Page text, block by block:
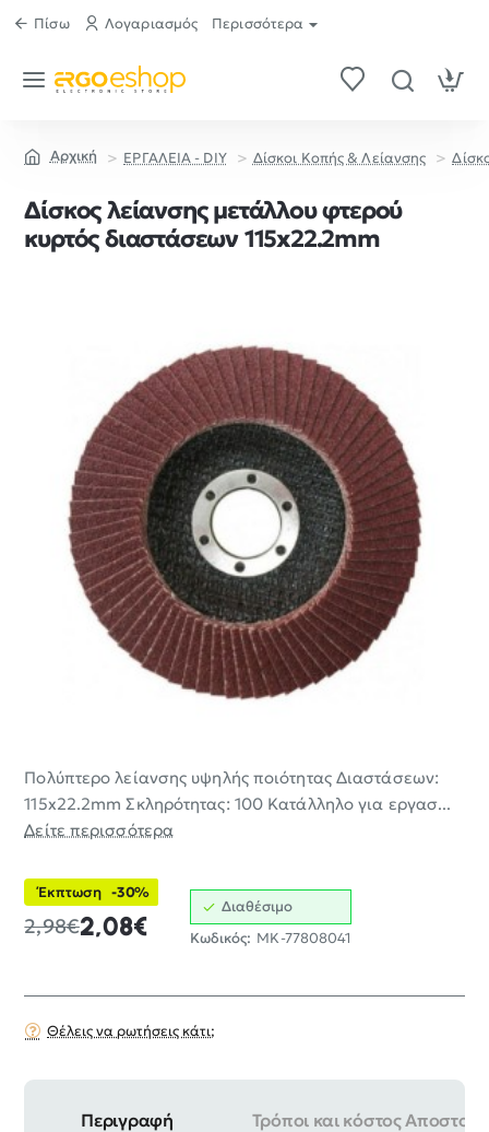
Πίσω Λογαριασμός Περισσότερα
ΕΡΓΑΛΕΙΑ - DIY Δίσκοι Κοπής & Λείανσης
Δίσκος λείανσης μετάλλου φτερού
κυρτός διαστάσεων 115x22.2mm
Πολύπτερο λείανσης υψηλής ποιότητας Διαστάσεων:
115x22.2mm Σκληρότητας: 100 Κατάλληλο για εργασ...
Δείτε περισσότερα
Έκπτωση -30%
2,08€
2,98€
Διαθέσιμο
Κωδικός: MK-77808041
Θέλεις να ρωτήσεις κάτι;
Περιγραφή Τρόποι και κόστος